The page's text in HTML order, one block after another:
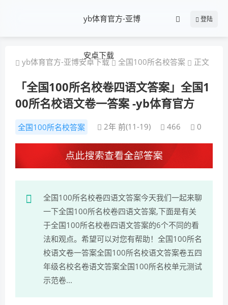
yb体育官方-亚博
安卓下载
登陆
yb体育官方-亚博安卓下载 全国100所名校答案 正文
「全国100所名校卷四语文答案」全国1
00所名校语文卷一答案 -yb体育官方
全国100所名校答案 2年 前(11-19) 466 0
全国100所名校卷四语文答案今天我们一起来聊
一下全国100所名校卷四语文答案,下面是有关
于全国100所名校卷四语文答案的6个不同的看
法和观点。希望可以对您有帮助！全国100所名
校语文卷一答案全国100所名校语文答案卷五四
年级名校名卷语文答案全国100所名校单元测试
示范卷...